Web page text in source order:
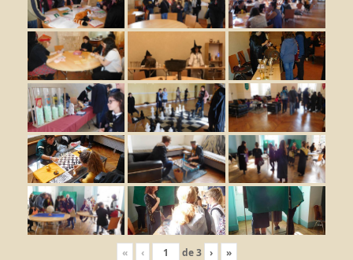
« ‹ de3 › »